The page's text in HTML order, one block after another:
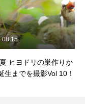
ヒヨドリの巣作りか
生までを撮影Vol 10！